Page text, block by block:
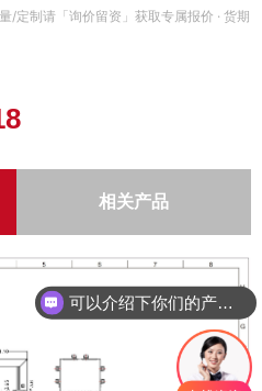
/定制请「询价留资」获取专属报价 · 货期
相关产品
可以介绍下你们的产品么